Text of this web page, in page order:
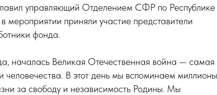
управляющий Отделением СФР по Республике
приняли участие представители
фонда.
началась Великая Отечественная война — самая
человечества. В этот день мы вспоминаем миллионы
за свободу и независимость Родины. Мы